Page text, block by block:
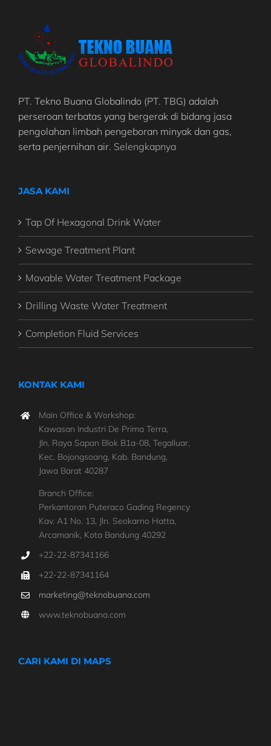
PT. Tekno Buana Globalindo (PT. TBG) adalah
perseroan terbatas yang bergerak di bidang jasa
pengolahan limbah pengeboran minyak dan gas,
serta penjernihan air. Selengkapnya
JASA KAMI
Tap Of Hexagonal Drink Water
Sewage Treatment Plant
Movable Water Treatment Package
Drilling Waste Water Treatment
Completion Fluid Services
KONTAK KAMI
Main Office & Workshop:
Kawasan Industri De Prima Terra,
Jln. Raya Sapan Blok B1a-08, Tegalluar,
Kec. Bojongsoang, Kab. Bandung,
Jawa Barat 40287
Branch Office:
Perkantoran Puteraco Gading Regency
Kav. A1 No. 13, Jln. Seokarno Hatta,
Arcamanik, Kota Bandung 40292
+22-22-87341166
+22-22-87341164
marketing@teknobuana.com
www.teknobuana.com
CARI KAMI DI MAPS